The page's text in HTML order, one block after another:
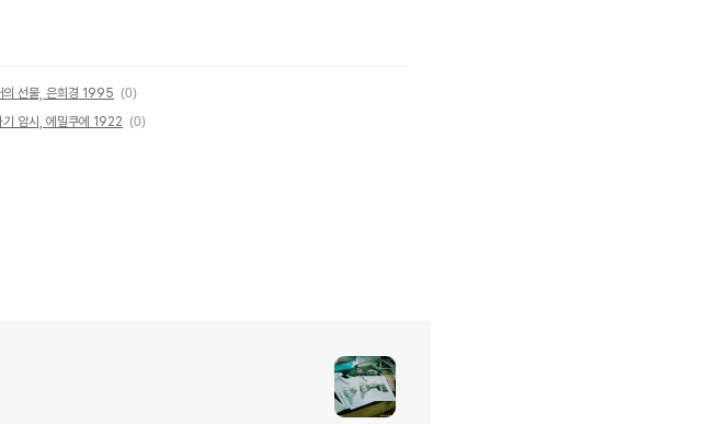
의 선물, 은희경 1995 (0)
기 암시, 에밀쿠에 1922 (0)